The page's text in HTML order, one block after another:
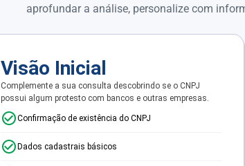
aprofundar a análise, personalize com
Visão Inicial
Complemente a sua consulta descobrindo se o CNPJ
possui algum protesto com bancos e outras empresas.
Confirmação de existência do CNPJ
Dados cadastrais básicos